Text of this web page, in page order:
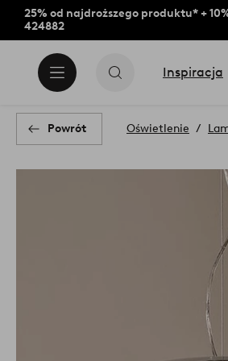
25% od najdroższego produktu* +
424882
Inspiracja
Powrót Oświetlenie